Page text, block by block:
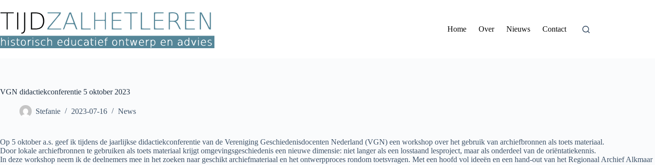
naar
inhoud
Home Over Nieuws Contact
VGN didactiekconferentie 5 oktober 2023
Stefanie 2023-07-16 News
Op 5 oktober a.s. geef ik tijdens de jaarlijkse didactiekconferentie van de Vereniging Geschiedenisdocenten Nederland (VGN) een workshop over het gebruik van archiefbronnen als toets materiaal.
Door lokale archiefbronnen te gebruiken als toets materiaal krijgt omgevingsgeschiedenis een nieuwe dimensie: niet langer als een losstaand lesproject, maar als onderdeel van de oriëntatiekennis.
In deze workshop neem ik de deelnemers mee in het zoeken naar geschikt archiefmateriaal en het ontwerpproces rondom toetsvragen. Met een hoofd vol ideeën en een hand-out van het Regionaal Archief Alkmaar